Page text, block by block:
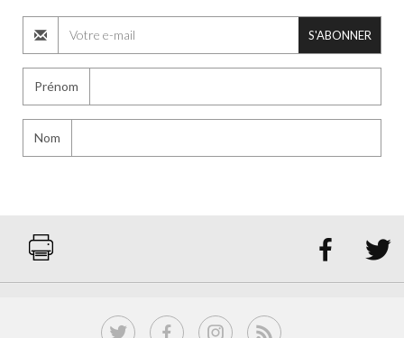
S'ABONNER
Prénom
Nom
 